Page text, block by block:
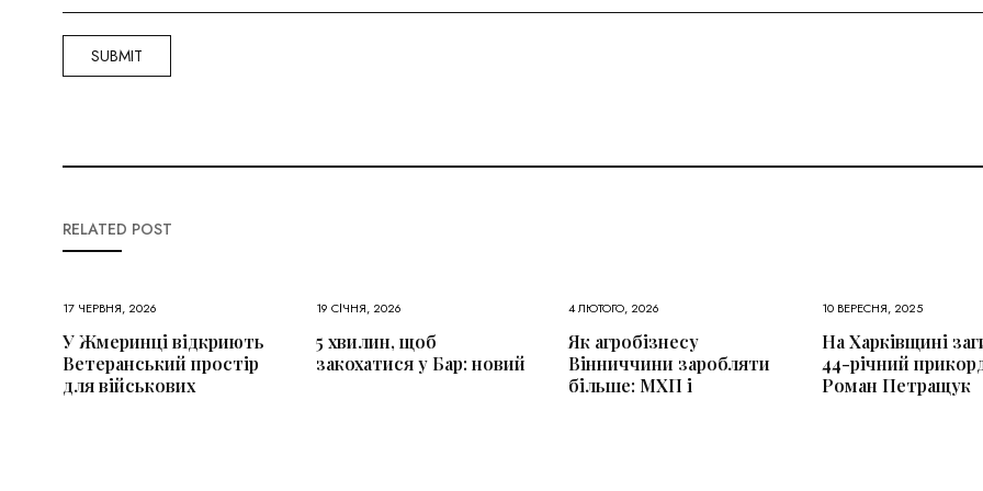
RELATED POST
17 ЧЕРВНЯ, 2026
У Жмеринці відкриють
Ветеранський простір
для військових
19 СІЧНЯ, 2026
5 хвилин, щоб
закохатися у Бар: новий
4 ЛЮТОГО, 2026
Як агробізнесу
Вінниччини заробляти
більше: МХП і
10 ВЕРЕСНЯ, 2025
На Харківщині
44-річний
Роман Петращук